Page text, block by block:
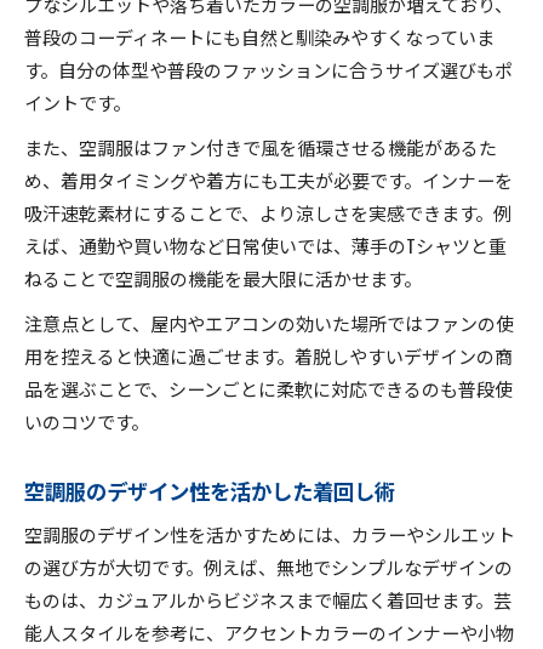
普段のコーディネートにも自然と馴染みやすくなっていま
す。自分の体型や普段のファッションに合うサイズ選びもポ
イントです。
また、空調服はファン付きで風を循環させる機能があるた
め、着用タイミングや着方にも工夫が必要です。インナーを
吸汗速乾素材にすることで、より涼しさを実感できます。例
えば、通勤や買い物など日常使いでは、薄手のTシャツと重
ねることで空調服の機能を最大限に活かせます。
注意点として、屋内やエアコンの効いた場所ではファンの使
用を控えると快適に過ごせます。着脱しやすいデザインの商
品を選ぶことで、シーンごとに柔軟に対応できるのも普段使
いのコツです。
空調服のデザイン性を活かした着回し術
空調服のデザイン性を活かすためには、カラーやシルエット
の選び方が大切です。例えば、無地でシンプルなデザインの
ものは、カジュアルからビジネスまで幅広く着回せます。芸
能人スタイルを参考に、アクセントカラーのインナーや小物